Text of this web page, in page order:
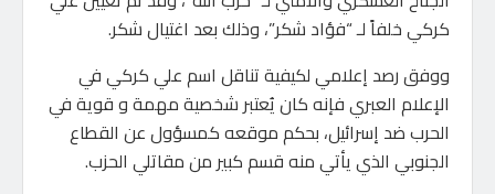
كركي خلفاً لـ “فؤاد شكر”، وذلك بعد اغتيال شكر.
ووفق رصد إعلامي لكيفية تناقل اسم علي كركي في
الإعلام العبري فإنه كان يُعتبر شخصية مهمة و قوية في
الحرب ضد إسرائيل، بحكم موقعه كمسؤول عن القطاع
الجنوبي الذي يأتي منه قسم كبير من مقاتلي الحزب.